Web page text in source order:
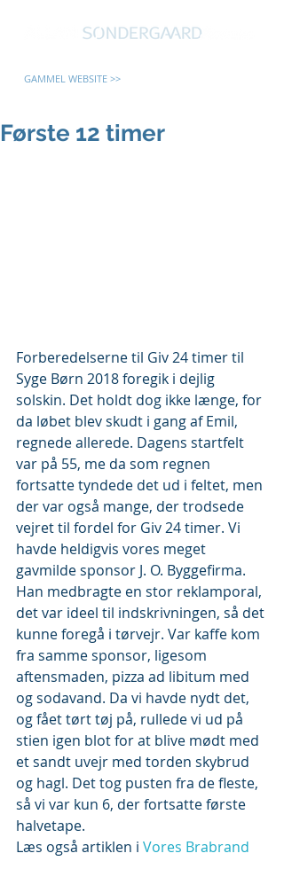
GAMMEL WEBSITE >>
Første 12 timer
Forberedelserne til Giv 24 timer til
Syge Børn 2018 foregik i dejlig
solskin. Det holdt dog ikke længe, for
da løbet blev skudt i gang af Emil,
regnede allerede. Dagens startfelt
var på 55, me da som regnen
fortsatte tyndede det ud i feltet, men
der var også mange, der trodsede
vejret til fordel for Giv 24 timer. Vi
havde heldigvis vores meget
gavmilde sponsor J. O. Byggefirma.
Han medbragte en stor reklamporal,
det var ideel til indskrivningen, så det
kunne foregå i tørvejr. Var kaffe kom
fra samme sponsor, ligesom
aftensmaden, pizza ad libitum med
og sodavand. Da vi havde nydt det,
og fået tørt tøj på, rullede vi ud på
stien igen blot for at blive mødt med
et sandt uvejr med torden skybrud
og hagl. Det tog pusten fra de fleste,
så vi var kun 6, der fortsatte første
halvetape.
Læs også artiklen i Vores Brabrand